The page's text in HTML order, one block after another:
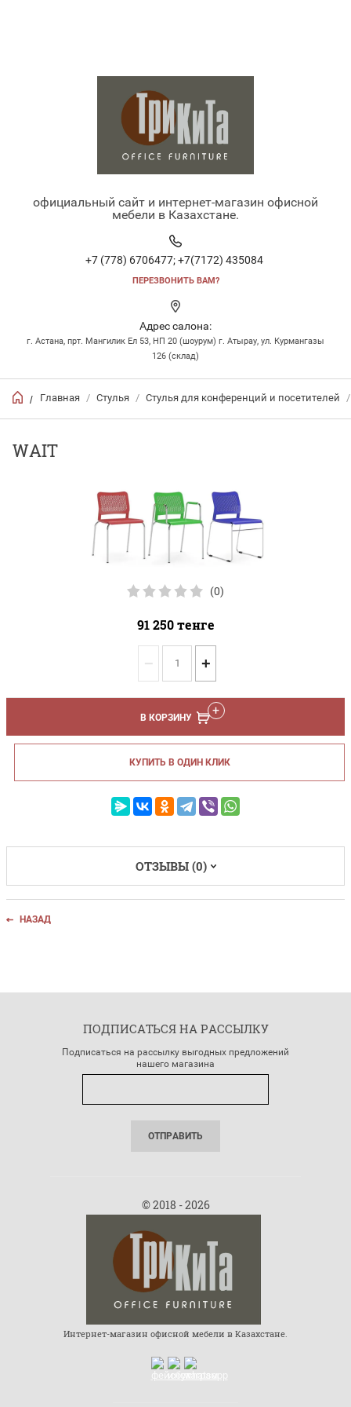
официальный сайт и интернет-магазин офисной
мебели в Казахстане.
+7 (778) 6706477;+7(7172) 435084
ПЕРЕЗВОНИТЬ ВАМ?
Адрес салона:
г. Астана, прт. Мангилик Ел 53, НП 20 (шоурум) г. Атырау, ул. Курмангазы
126 (склад)
/ Главная / Стулья / Стулья для конференций и посетителей /
WAIT
(0)
91 250тенге
− +
В КОРЗИНУ
КУПИТЬ В ОДИН КЛИК
ОТЗЫВЫ (0)
НАЗАД
ПОДПИСАТЬСЯ НА РАССЫЛКУ
Подписаться на рассылку выгодных предложений
нашего магазина
ОТПРАВИТЬ
© 2018 - 2026
Интернет-магазин офисной мебели в Казахстане.